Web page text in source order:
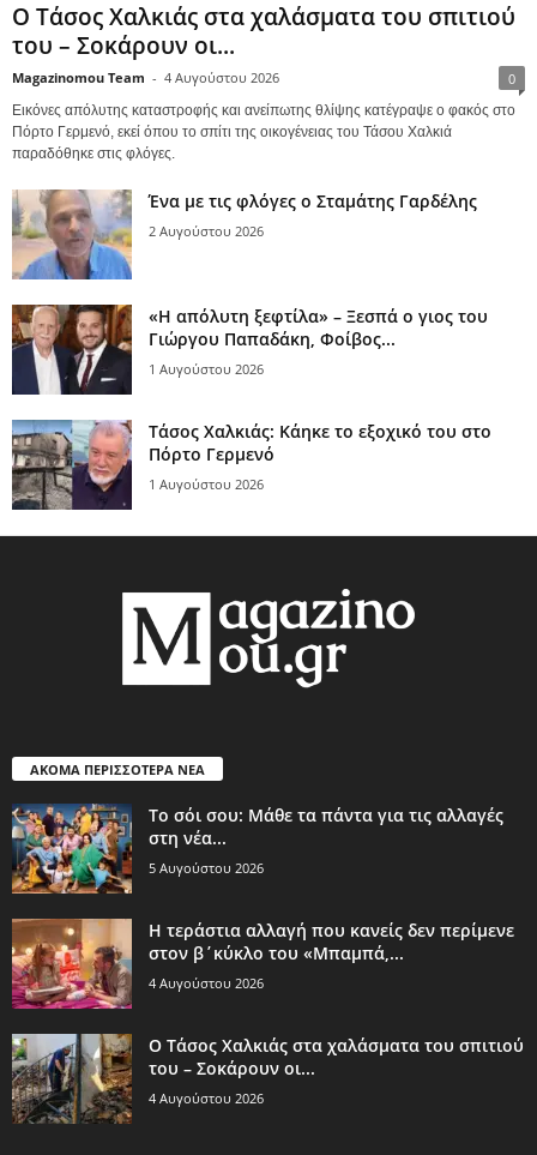
Ο Τάσος Χαλκιάς στα χαλάσματα του σπιτιού
του – Σοκάρουν οι...
Magazinomou Team - 4 Αυγούστου 2026 0
Εικόνες απόλυτης καταστροφής και ανείπωτης θλίψης κατέγραψε ο φακός στο
Πόρτο Γερμενό, εκεί όπου το σπίτι της οικογένειας του Τάσου Χαλκιά
παραδόθηκε στις φλόγες.
Ένα με τις φλόγες ο Σταμάτης Γαρδέλης
2 Αυγούστου 2026
«Η απόλυτη ξεφτίλα» – Ξεσπά ο γιος του
Γιώργου Παπαδάκη, Φοίβος...
1 Αυγούστου 2026
Τάσος Χαλκιάς: Κάηκε το εξοχικό του στο
Πόρτο Γερμενό
1 Αυγούστου 2026
ΑΚΟΜΑ ΠΕΡΙΣΣΟΤΕΡΑ ΝΕΑ
Το σόι σου: Μάθε τα πάντα για τις αλλαγές
στη νέα...
5 Αυγούστου 2026
Η τεράστια αλλαγή που κανείς δεν περίμενε
στον β΄κύκλο του «Μπαμπά,...
4 Αυγούστου 2026
Ο Τάσος Χαλκιάς στα χαλάσματα του σπιτιού
του – Σοκάρουν οι...
4 Αυγούστου 2026